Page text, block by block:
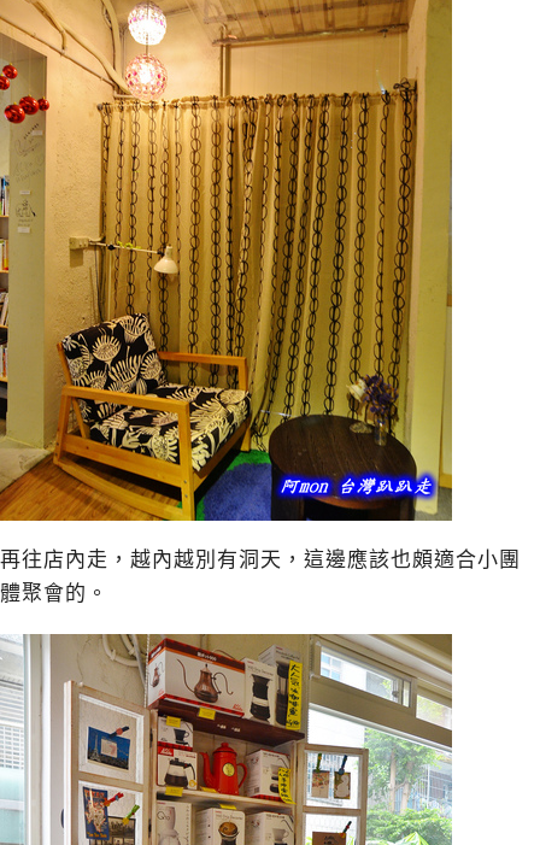
再往店內走，越內越別有洞天，這邊應該也頗適合小團
體聚會的。